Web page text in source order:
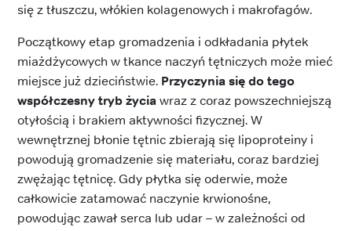
się z tłuszczu, włókien kolagenowych i makrofagów.
Początkowy etap gromadzenia i odkładania płytek
miażdżycowych w tkance naczyń tętniczych może mieć
miejsce już dzieciństwie. Przyczynia się do tego
współczesny tryb życiawraz z coraz powszechniejszą
otyłością i brakiem aktywności fizycznej. W
wewnętrznej błonie tętnic zbierają się lipoproteiny i
powodują gromadzenie się materiału, coraz bardziej
zwężając tętnicę. Gdy płytka się oderwie, może
całkowicie zatamować naczynie krwionośne,
powodując zawał serca lub udar – w zależności od